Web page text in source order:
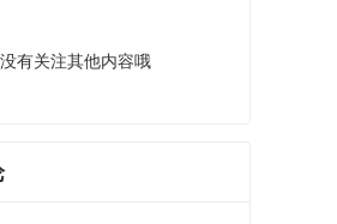
有关注其他内容哦